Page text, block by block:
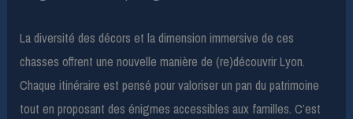
La diversité des décors et la dimension immersive de ces
chasses offrent une nouvelle manière de (re)découvrir Lyon.
Chaque itinéraire est pensé pour valoriser un pan du patrimoine
tout en proposant des énigmes accessibles aux familles. C’est